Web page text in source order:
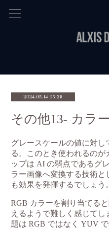
2024.05.14 05:28
その他13- カラ